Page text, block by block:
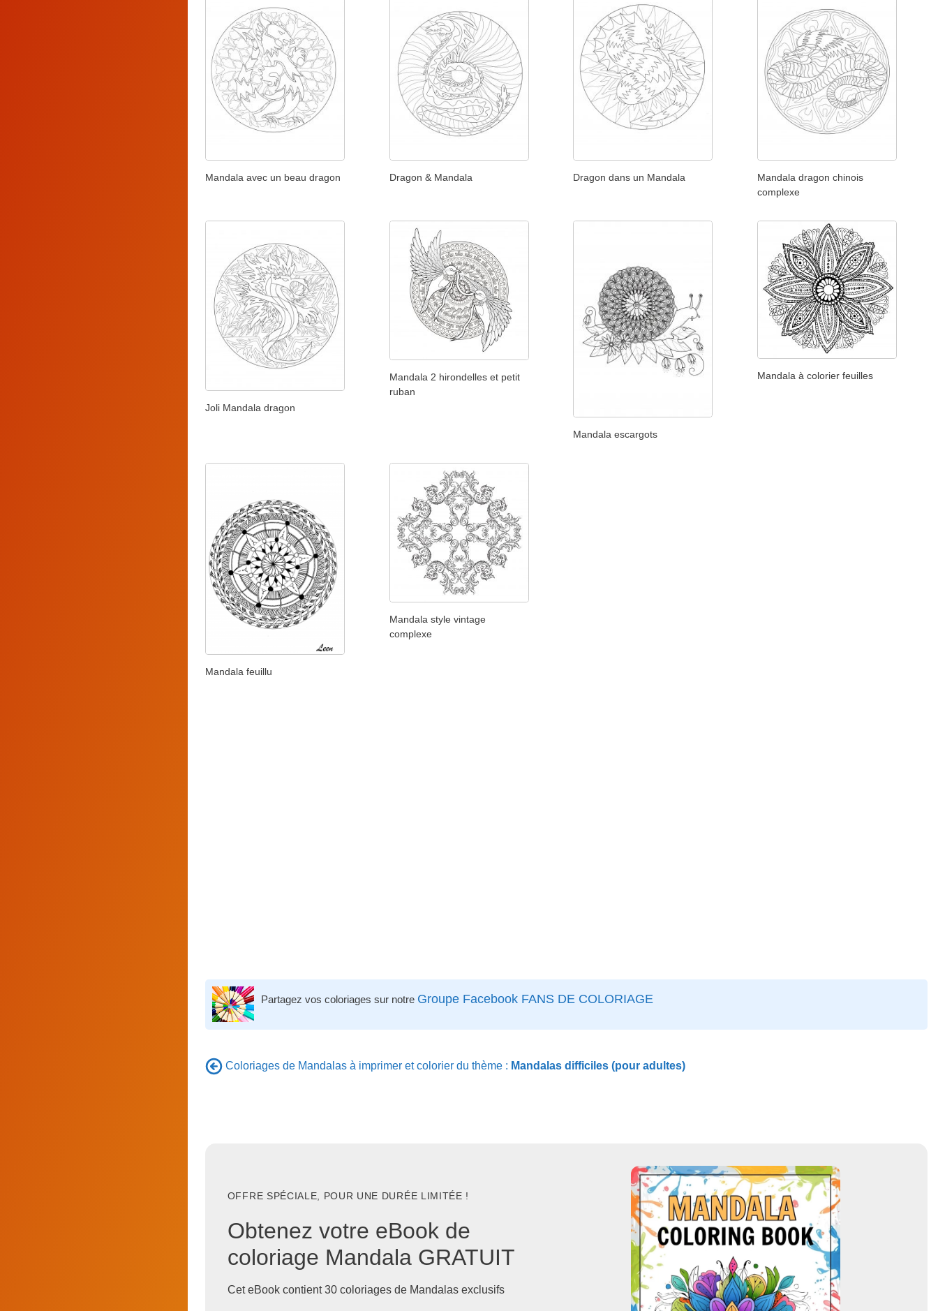
Mandala avec un beau dragon Dragon & Mandala Dragon dans un Mandala
Mandala dragon chinois
complexe
Joli Mandala dragon
Mandala 2 hirondelles et petit
ruban
Mandala escargots
Mandala à colorier feuilles
Mandala feuillu
Mandala style vintage
complexe
Partagez vos coloriages sur notre Groupe Facebook FANS DE COLORIAGE
Coloriages de Mandalas à imprimer et colorier du thème : Mandalas difficiles (pour adultes)
OFFRE SPÉCIALE, POUR UNE DURÉE LIMITÉE !
Obtenez votre eBook de
coloriage Mandala GRATUIT
Cet eBook contient 30 coloriages de Mandalas exclusifs